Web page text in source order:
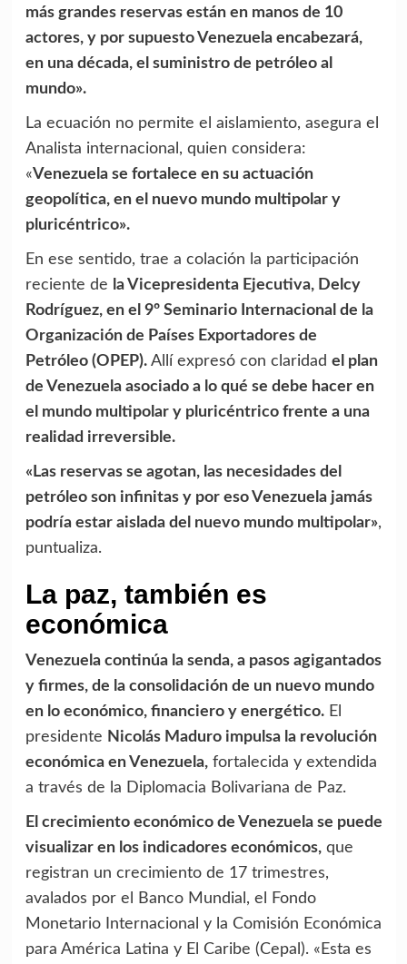
más grandes reservas están en manos de 10
actores, y por supuesto Venezuela encabezará,
en una década, el suministro de petróleo al
mundo».
La ecuación no permite el aislamiento, asegura el
Analista internacional, quien considera:
«Venezuela se fortalece en su actuación
geopolítica, en el nuevo mundo multipolar y
pluricéntrico».
En ese sentido, trae a colación la participación
reciente de la Vicepresidenta Ejecutiva, Delcy
Rodríguez, en el 9º Seminario Internacional de la
Organización de Países Exportadores de
Petróleo (OPEP). Allí expresó con claridad el plan
de Venezuela asociado a lo qué se debe hacer en
el mundo multipolar y pluricéntrico frente a una
realidad irreversible.
«Las reservas se agotan, las necesidades del
petróleo son infinitas y por eso Venezuela jamás
podría estar aislada del nuevo mundo multipolar»,
puntualiza.
La paz, también es
económica
Venezuela continúa la senda, a pasos agigantados
y firmes, de la consolidación de un nuevo mundo
en lo económico, financiero y energético.El
presidente Nicolás Maduro impulsa la revolución
económica en Venezuela,fortalecida y extendida
a través de la Diplomacia Bolivariana de Paz.
El crecimiento económico de Venezuela se puede
visualizar en los indicadores económicos,que
registran un crecimiento de 17 trimestres,
avalados por el Banco Mundial, el Fondo
Monetario Internacional y la Comisión Económica
para América Latina y El Caribe (Cepal). «Esta es